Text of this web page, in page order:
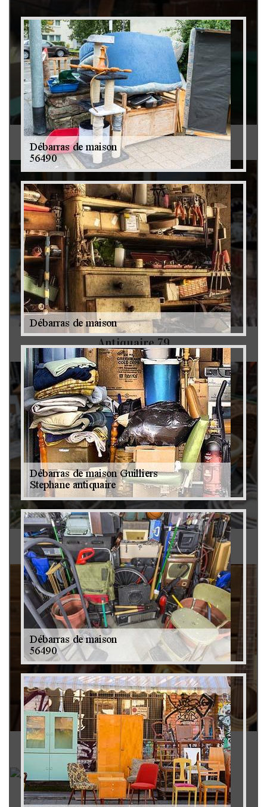
Débarras de grenier et cave 79
Antiquaire 79
Brocanteur 79
Rachat instrument de musique 79
Achat antiquité 79